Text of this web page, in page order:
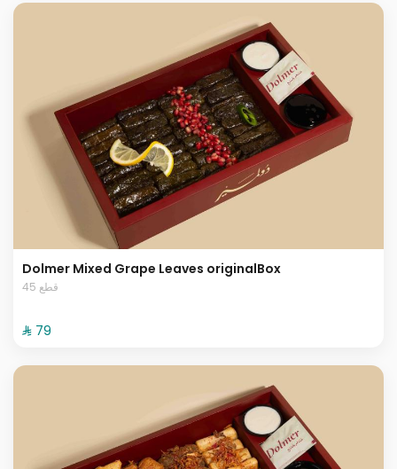
Dolmer Mixed Grape Leaves originalBox
45 قطع
⁨⁦‪‬ 79⁩